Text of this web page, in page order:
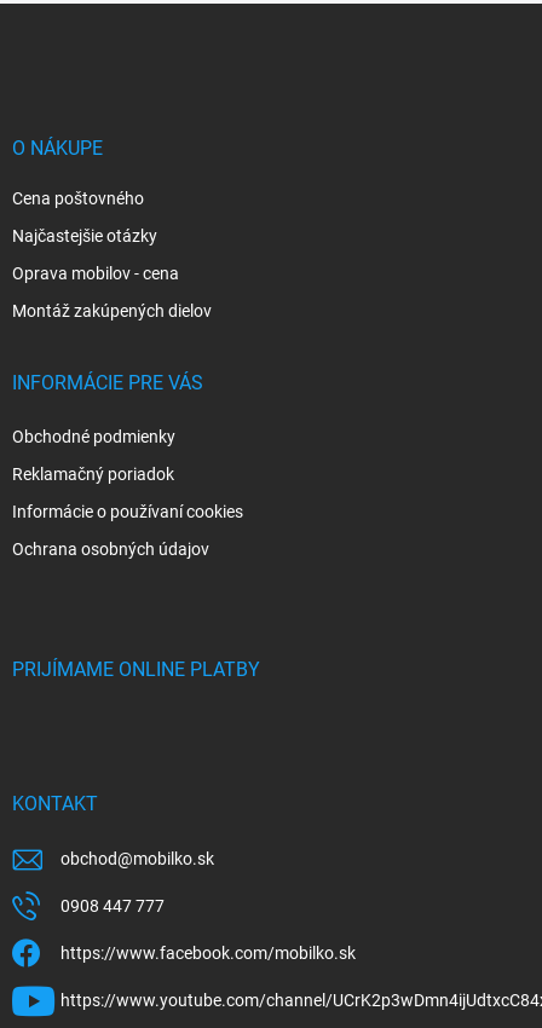
O NÁKUPE
Cena poštovného
Najčastejšie otázky
Oprava mobilov - cena
Montáž zakúpených dielov
INFORMÁCIE PRE VÁS
Obchodné podmienky
Reklamačný poriadok
Informácie o používaní cookies
Ochrana osobných údajov
PRIJÍMAME ONLINE PLATBY
KONTAKT
obchod@mobilko.sk
0908 447 777
https://www.facebook.com/mobilko.sk
https://www.youtube.com/channel/